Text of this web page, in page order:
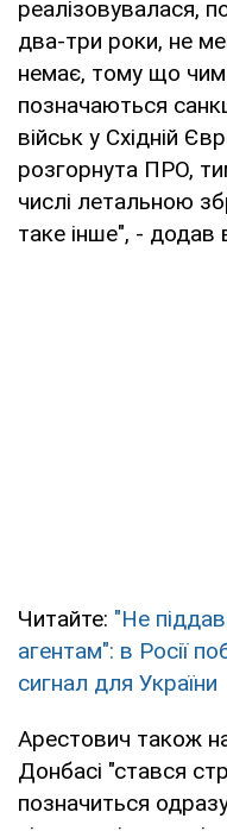
реалізовувалася,
два-три роки, не
немає, тому що
позначаються
військ у Східній
розгорнута ПРО,
числі летальною
таке інше", - додав
Читайте: "Не
агентам": в Росії
сигнал для України
Арестович також
Донбасі "стався
позначиться